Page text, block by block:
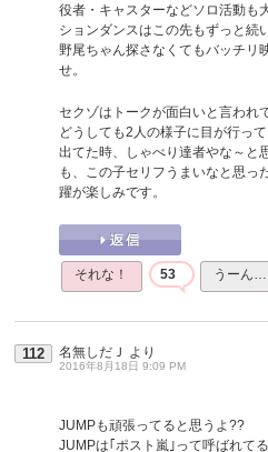
役者・キャスターなどソロ活動も
ションダンスはこの先もずっと続
野尾ちゃん探さなくてもバッチリ
せ。
セクゾはトークが面白いと言われ
どうしても2人の様子に目が行っ
出てた時、しゃべり達者やな～と
も、この子セリフうまいなと思っ
躍が楽しみです。
それな！ 53 うーん…
112 名無しだＪ より
2016年8月18日 9:09 PM
JUMPも頑張ってると思うよ??
JUMPは｢ポスト嵐｣って呼ばれて